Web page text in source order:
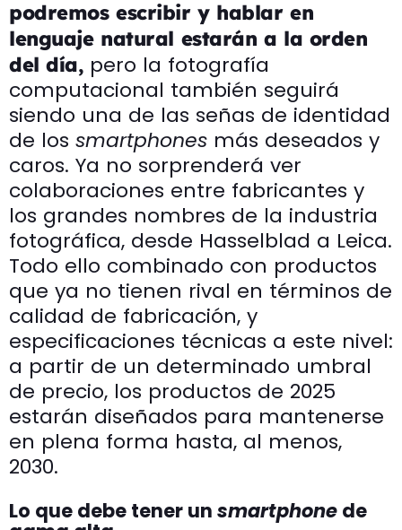
podremos escribir y hablar en
lenguaje natural estarán a la orden
del día, pero la fotografía
computacional también seguirá
siendo una de las señas de identidad
de los smartphones más deseados y
caros. Ya no sorprenderá ver
colaboraciones entre fabricantes y
los grandes nombres de la industria
fotográfica, desde Hasselblad a Leica.
Todo ello combinado con productos
que ya no tienen rival en términos de
calidad de fabricación, y
especificaciones técnicas a este nivel:
a partir de un determinado umbral
de precio, los productos de 2025
estarán diseñados para mantenerse
en plena forma hasta, al menos,
2030.
Lo que debe tener un smartphone de